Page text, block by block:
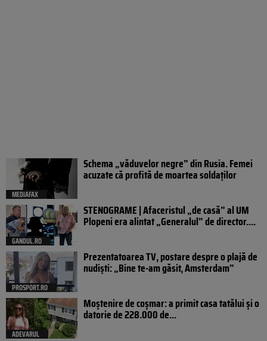
MEDIAFAX
Schema „văduvelor negre” din Rusia. Femei
acuzate că profită de moartea soldaților
GANDUL.RO
STENOGRAME | Afaceristul „de casă” al UM
Plopeni era alintat „Generalul” de director....
PROSPORT.RO
Prezentatoarea TV, postare despre o plajă de
nudiști: „Bine te-am găsit, Amsterdam”
ADEVARUL
Moștenire de coșmar: a primit casa tatălui și o
datorie de 228.000 de...